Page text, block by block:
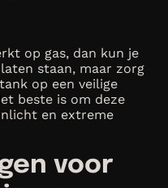
op gas, dan kun je
staan, maar zorg
op een veilige
beste is om deze
en extreme
voor